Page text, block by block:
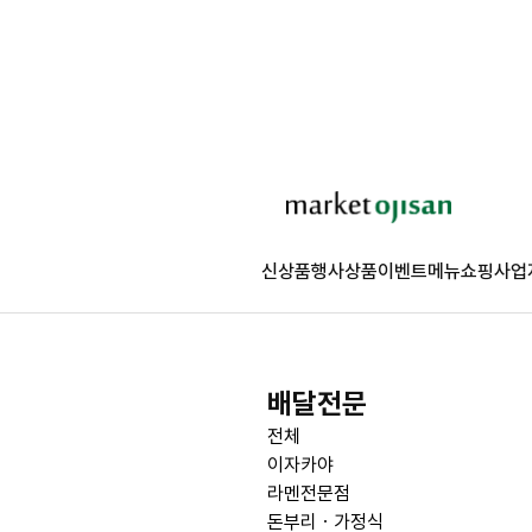
신상품행사상품이벤트메뉴쇼핑사업
배달전문
전체
이자카야
라멘전문점
돈부리ㆍ가정식